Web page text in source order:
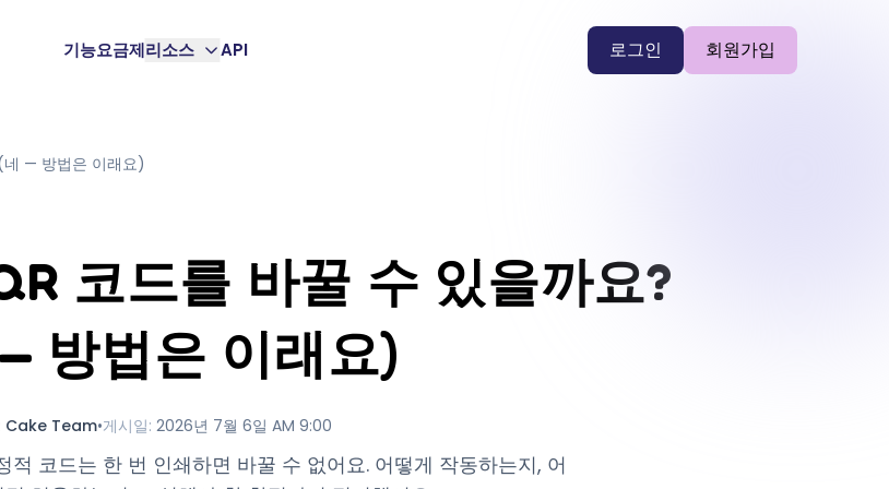
기능요금제리소스 API 로그인 회원가입
네 — 방법은 이래요)
코드를 바꿀 수 있을까요?
방법은 이래요)
Cake Team•게시일: 2026년 7월 6일 AM 9:00
적 코드는 한 번 인쇄하면 바꿀 수 없어요. 어떻게 작동하는지, 어